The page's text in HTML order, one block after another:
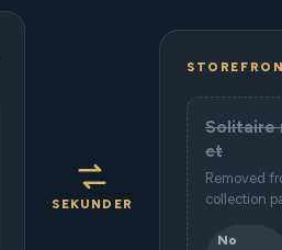
SEKUNDER
Solitaire
ct
Removed
collection
No